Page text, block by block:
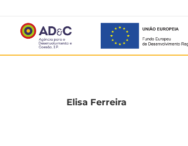
Elisa Ferreira